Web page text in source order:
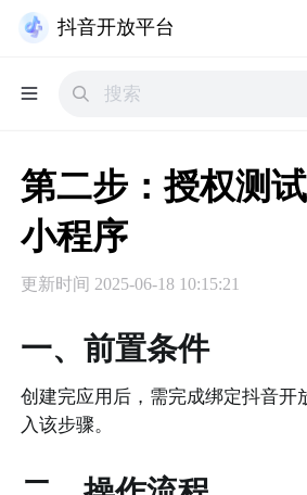
抖音开放平台
第二步：授权测
小程序
更新时间 2025-06-18 10:15:21
一、前置条件
创建完应用后，需完成绑定抖音开
入该步骤。